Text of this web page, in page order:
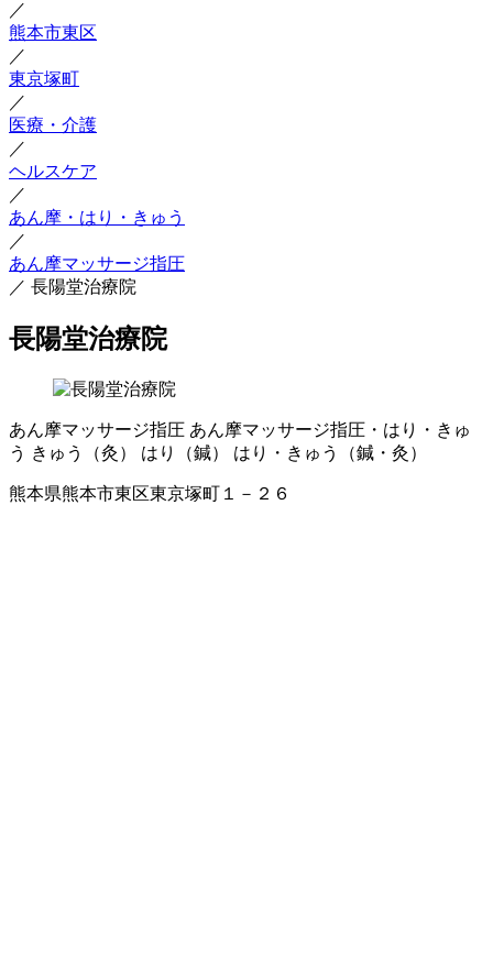
／
熊本市東区
／
東京塚町
／
医療・介護
／
ヘルスケア
／
あん摩・はり・きゅう
／
あん摩マッサージ指圧
／ 長陽堂治療院
長陽堂治療院
あん摩マッサージ指圧 あん摩マッサージ指圧・はり・きゅ
う きゅう（灸） はり（鍼） はり・きゅう（鍼・灸）
熊本県熊本市東区東京塚町１－２６